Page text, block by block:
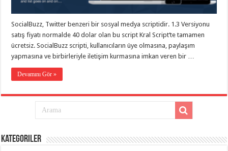
gaziantep
evden
taşımacılık,
gaziantep
taşımacılık,
evden
taşımacılık,
gaziantep
SocialBuzz, Twitter benzeri bir sosyal medya scriptidir. 1.3 Versiyonu
satış fiyatı normalde 40 dolar olan bu script Kral Script‘te tamamen
ücretsiz. SocialBuzz scripti, kullanıcıların üye olmasına, paylaşım
yapmasına ve birbirleriyle iletişim kurmasına imkan veren bir …
Devamını Gör »
Kategoriler